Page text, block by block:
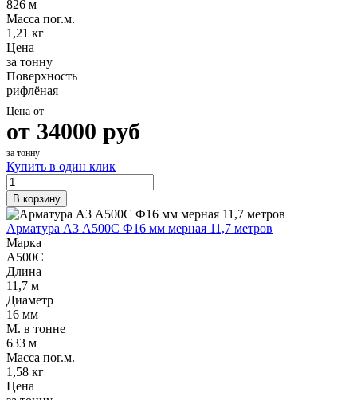
826 м
Масса пог.м.
1,21 кг
Цена
за тонну
Поверхность
рифлёная
Цена от
от 34000 руб
за тонну
Купить в один клик
В корзину
Арматура А3 А500С Ф16 мм мерная 11,7 метров
Марка
А500С
Длина
11,7 м
Диаметр
16 мм
М. в тонне
633 м
Масса пог.м.
1,58 кг
Цена